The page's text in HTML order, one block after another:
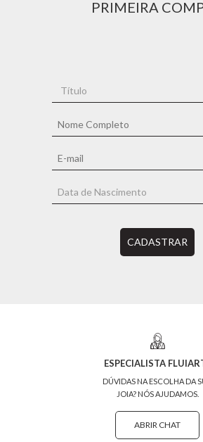
PRIMEIRA
CADASTRAR
ESPECIALISTA
DÚVIDAS NA ESCOLHA DA
JOIA? NÓS AJUDAMOS.
ABRIR CHAT